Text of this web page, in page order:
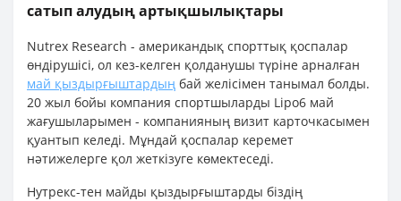
сатып алудың артықшылықтары
Nutrex Research - американдық спорттық қоспалар
өндірушісі, ол кез-келген қолданушы түріне арналған
май қыздырғыштардың бай желісімен танымал болды.
20 жыл бойы компания спортшыларды Lipo6 май
жағушыларымен - компанияның визит карточкасымен
қуантып келеді. Мұндай қоспалар керемет
нәтижелерге қол жеткізуге көмектеседі.
Нутрекс-тен майды қыздырғыштарды біздің